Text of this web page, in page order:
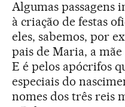
Algumas passagens
à criação de festas
eles, sabemos, por
pais de Maria, a mãe
E é pelos apócrifos
especiais do
nomes dos três reis